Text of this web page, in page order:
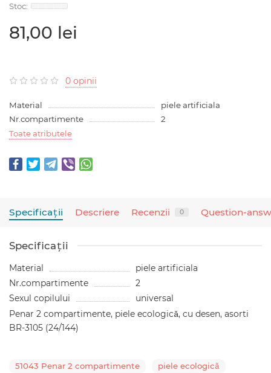
81,00 lei
0 opinii
Material
piele artificiala
Nr.compartimente
2
Toate atributele
Specificaţii Descriere Recenzii 0 Question-
Specificaţii
Material
piele artificiala
Nr.compartimente
2
Sexul copilului
universal
Penar 2 compartimente, piele ecologică, cu desen, asorti
BR-3105 (24/144)
51043 Penar 2 compartimente piele ecologică